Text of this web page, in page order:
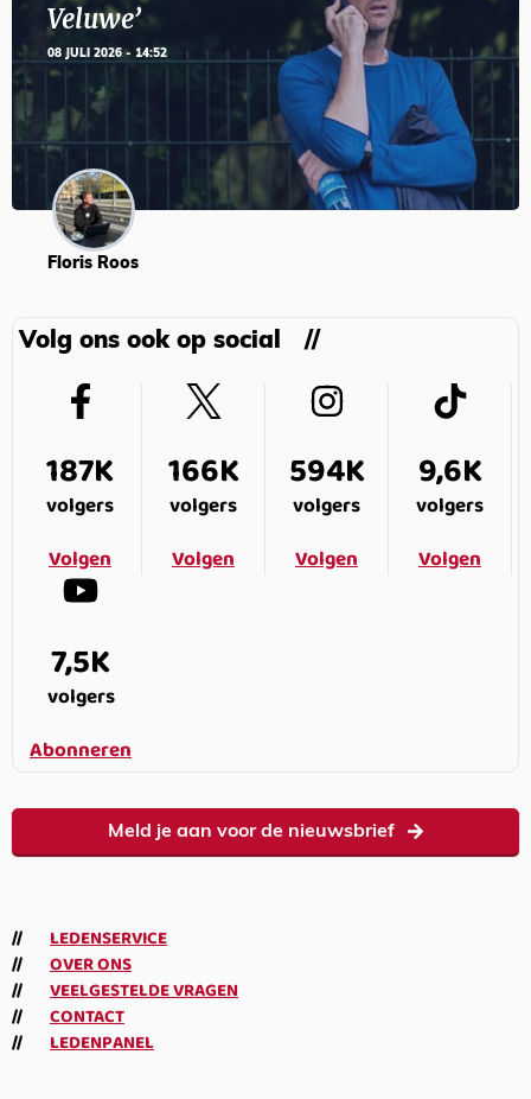
Veluwe’
08 JULI 2026 - 14:52
Floris Roos
Volg ons ook op social
187K
volgers
Volgen
166K
volgers
Volgen
594K
volgers
Volgen
9,6K
volgers
Volgen
7,5K
volgers
Abonneren
Meld je aan voor de nieuwsbrief
LEDENSERVICE
OVER ONS
VEELGESTELDE VRAGEN
CONTACT
LEDENPANEL